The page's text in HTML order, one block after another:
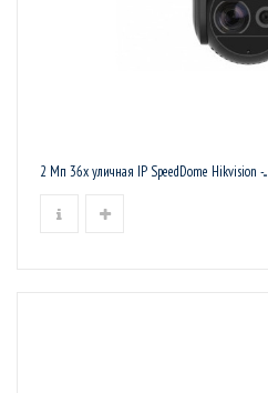
2 Мп 36х уличная IP SpeedDome Hikvision -...